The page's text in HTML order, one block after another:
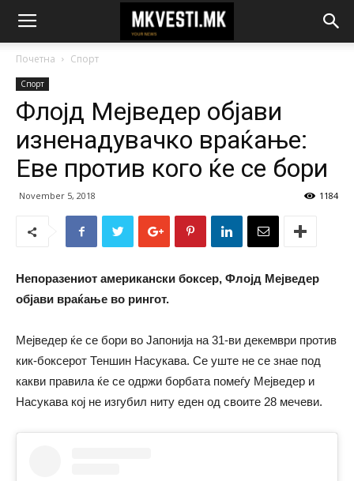
Почетна Спорт
Спорт
Флојд Мејведер објави
изненадувачко враќање:
Еве против кого ќе се бори
November 5, 2018 1184
Непоразениот американски боксер, Флојд Мејведер
објави враќање во рингот.
Мејведер ќе се бори во Јапонија на 31-ви декември против
кик-боксерот Теншин Насукава. Се уште не се знае под
какви правила ќе се одржи борбата помеѓу Мејведер и
Насукава кој не изгубил ниту еден од своите 28 мечеви.